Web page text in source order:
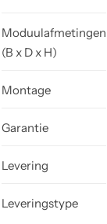
Moduulafmetingen
(B x D x H)
Montage
Garantie
Levering
Leveringstype